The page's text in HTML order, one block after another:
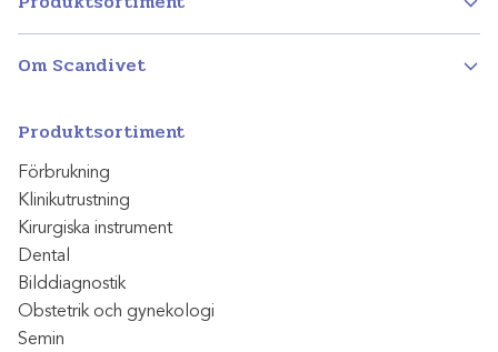
Om Scandivet
Produktsortiment
Förbrukning
Klinikutrustning
Kirurgiska instrument
Dental
Bilddiagnostik
Obstetrik och gynekologi
Semin